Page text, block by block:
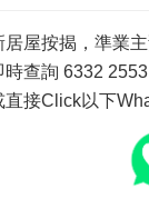
居屋按揭，準業
時查詢 6332
直接Click以下